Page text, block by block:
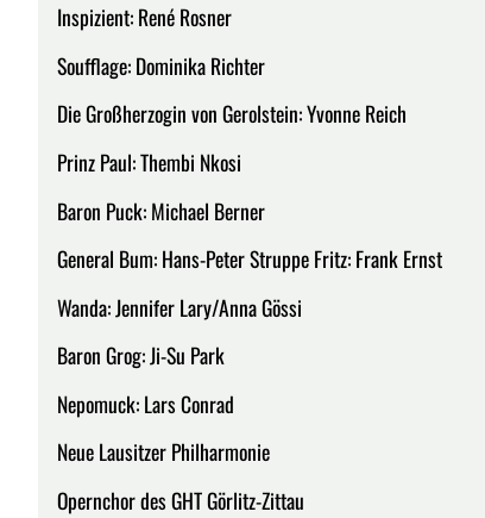
Inspizient: René Rosner
Soufflage: Dominika Richter
Die Großherzogin von Gerolstein: Yvonne Reich
Prinz Paul: Thembi Nkosi
Baron Puck: Michael Berner ‎
General Bum: Hans-Peter Struppe Fritz: Frank Ernst
Wanda: Jennifer Lary/Anna Gössi
Baron Grog: Ji-Su Park
Nepomuck: Lars Conrad
Neue Lausitzer Philharmonie
Opernchor des GHT Görlitz-Zittau